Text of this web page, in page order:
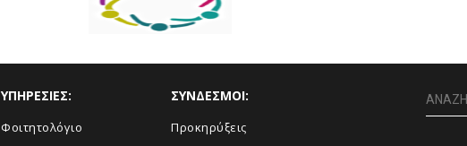
ΥΠΗΡΕΣΙΕΣ:
Φοιτητολόγιο
ΣΥΝΔΕΣΜΟΙ:
Προκηρύξεις